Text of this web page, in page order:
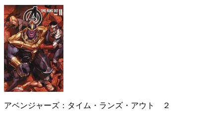
アベンジャーズ：タイム・ランズ・アウト ２